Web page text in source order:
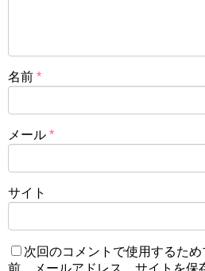
名前 *
メール *
サイト
次回のコメントで使用するた
前、メールアドレス、サイトを保